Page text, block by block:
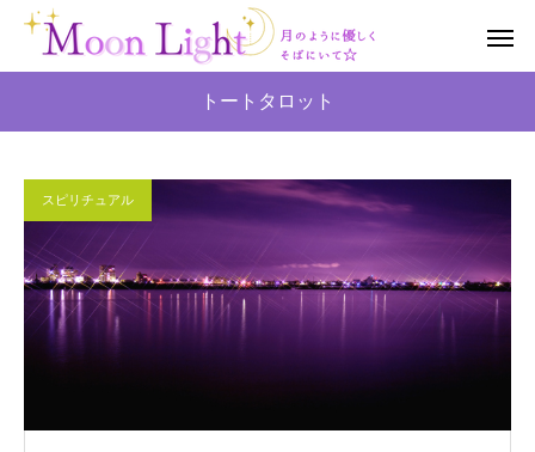
トートタロット
スピリチュアル